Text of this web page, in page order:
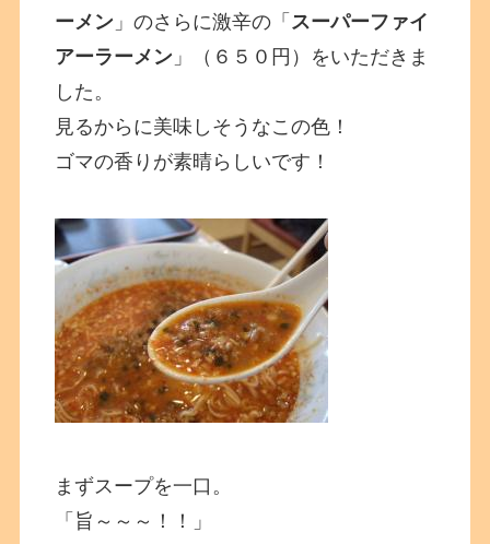
ーメン 」のさらに激辛の「 スーパーファイ
アーラーメン 」（６５０円）をいただきま
した。
見るからに美味しそうなこの色！
ゴマの香りが素晴らしいです！
まずスープを一口。
「旨～～～！！」